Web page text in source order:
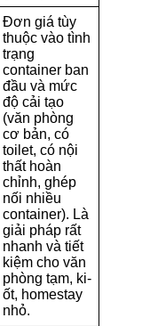
Đơn giá tùy
thuộc vào tình
trạng
container ban
đầu và mức
độ cải tạo
(văn phòng
cơ bản, có
toilet, có nội
thất hoàn
chỉnh, ghép
nối nhiều
container). Là
giải pháp rất
nhanh và tiết
kiệm cho văn
phòng tạm, ki-
ốt, homestay
nhỏ.